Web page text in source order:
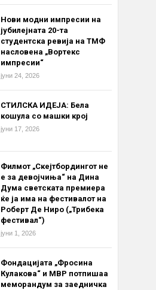
Нови модни импресии на
јубилејната 20-та
студентска ревија на ТМФ
насловена „Вортекс
импресии“
јуни 24, 2026
СТИЛСКА ИДЕЈА: Бела
кошула со машки крој
јуни 17, 2026
Филмот „Скејтбордингот не
е за девојчиња“ на Дина
Дума светската премиера
ќе ја има на фестивалот на
Роберт Де Ниро („Трибека
фестивал“)
јуни 1, 2026
Фондацијата „Фросина
Кулакова“ и МВР потпишаа
меморандум за заедничка